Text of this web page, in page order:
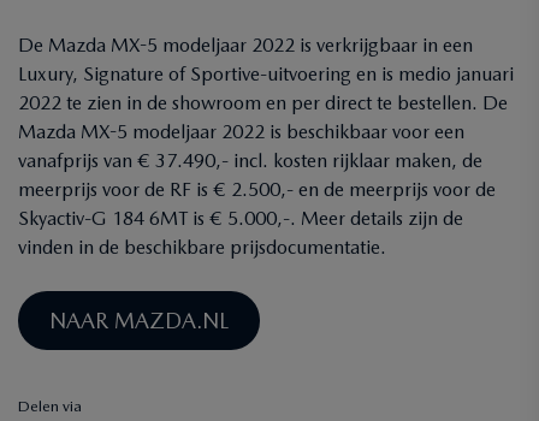
De Mazda MX-5 modeljaar 2022 is verkrijgbaar in een
Luxury, Signature of Sportive-uitvoering en is medio januari
2022 te zien in de showroom en per direct te bestellen. De
Mazda MX-5 modeljaar 2022 is beschikbaar voor een
vanafprijs van € 37.490,- incl. kosten rijklaar maken, de
meerprijs voor de RF is € 2.500,- en de meerprijs voor de
Skyactiv-G 184 6MT is € 5.000,-. Meer details zijn de
vinden in de beschikbare prijsdocumentatie.
NAAR MAZDA.NL
Delen via